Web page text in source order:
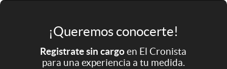
¡Queremos conocerte!
Registrate sin cargoen El Cronista
para una experiencia a tu medida.